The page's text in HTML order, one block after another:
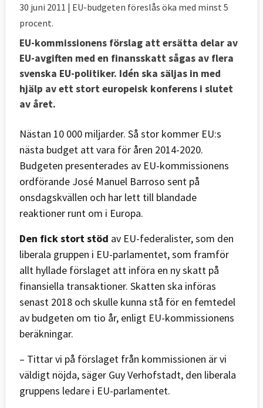
30 juni 2011 | EU-budgeten föreslås öka med minst 5
procent.
EU-kommissionens förslag att ersätta delar av
EU-avgiften med en finansskatt sågas av flera
svenska EU-politiker. Idén ska säljas in med
hjälp av ett stort europeisk konferens i slutet
av året.
Nästan 10 000 miljarder. Så stor kommer EU:s
nästa budget att vara för åren 2014-2020.
Budgeten presenterades av EU-kommissionens
ordförande José Manuel Barroso sent på
onsdagskvällen och har lett till blandade
reaktioner runt om i Europa.
Den fick stort stöd av EU-federalister, som den
liberala gruppen i EU-parlamentet, som framför
allt hyllade förslaget att införa en ny skatt på
finansiella transaktioner. Skatten ska införas
senast 2018 och skulle kunna stå för en femtedel
av budgeten om tio år, enligt EU-kommissionens
beräkningar.
– Tittar vi på förslaget från kommissionen är vi
väldigt nöjda, säger Guy Verhofstadt, den liberala
gruppens ledare i EU-parlamentet.